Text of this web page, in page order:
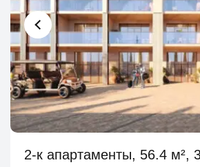
2-к апартаменты, 56.4 м²,